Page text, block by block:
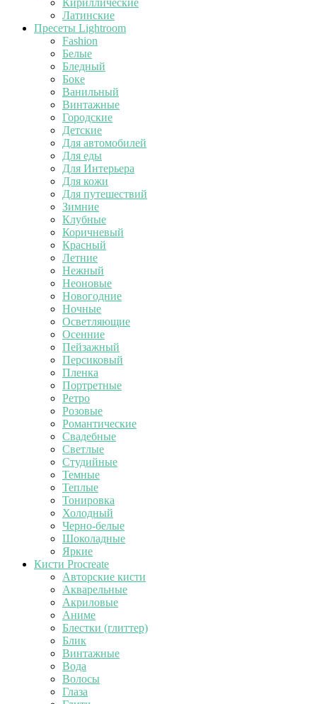
Кириллические
Латинские
Пресеты Lightroom
Fashion
Белые
Бледный
Боке
Ванильный
Винтажные
Городские
Детские
Для автомобилей
Для еды
Для Интерьера
Для кожи
Для путешествий
Зимние
Клубные
Коричневый
Красный
Летние
Нежный
Неоновые
Новогодние
Ночные
Осветляющие
Осенние
Пейзажный
Персиковый
Пленка
Портретные
Ретро
Розовые
Романтические
Свадебные
Светлые
Студийные
Темные
Теплые
Тонировка
Холодный
Черно-белые
Шоколадные
Яркие
Кисти Procreate
Авторские кисти
Акварельные
Акриловые
Аниме
Блестки (глиттер)
Блик
Винтажные
Вода
Волосы
Глаза